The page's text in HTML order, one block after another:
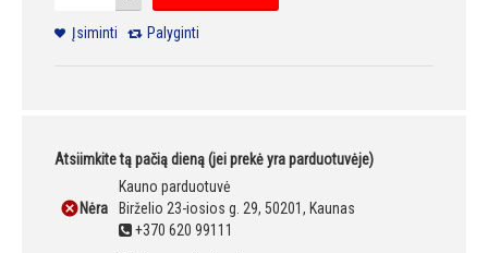
Įsiminti Palyginti
Atsiimkite tą pačią dieną (jei prekė yra parduotuvėje)
Nėra
Kauno parduotuvė
Birželio 23-iosios g. 29, 50201, Kaunas
+370 620 99111